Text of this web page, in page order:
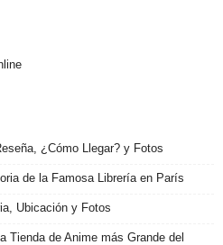
¿Cómo Llegar? y Fotos
de la Famosa Librería en París
Ubicación y Fotos
Tienda de Anime más Grande del